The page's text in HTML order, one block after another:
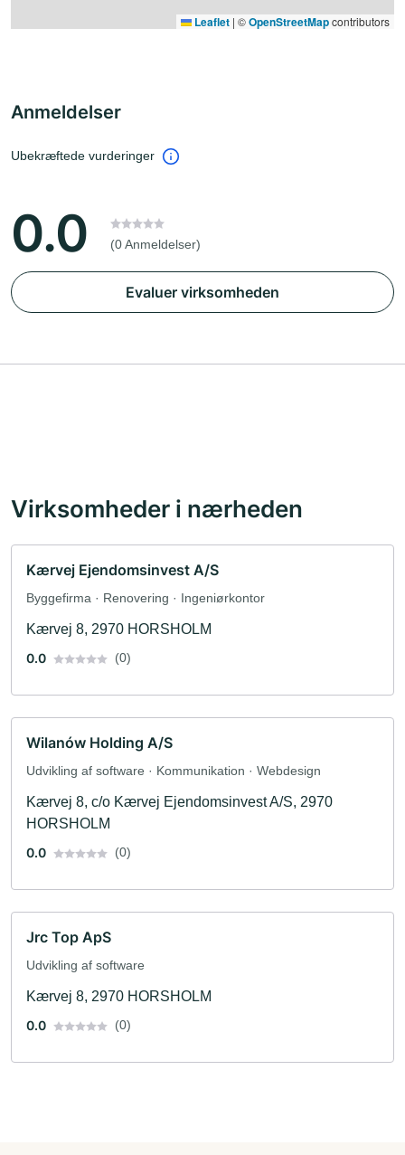
Leaflet | ©OpenStreetMapcontributors
Anmeldelser
Ubekræftede vurderinger
0.0 (0 Anmeldelser)
Evaluer virksomheden
Virksomheder i nærheden
Kærvej Ejendomsinvest A/S
Byggefirma · Renovering · Ingeniørkontor
Kærvej 8, 2970 HORSHOLM
0.0
(0)
Wilanów Holding A/S
Udvikling af software · Kommunikation · Webdesign
Kærvej 8, c/o Kærvej Ejendomsinvest A/S, 2970
HORSHOLM
0.0
(0)
Jrc Top ApS
Udvikling af software
Kærvej 8, 2970 HORSHOLM
0.0
(0)